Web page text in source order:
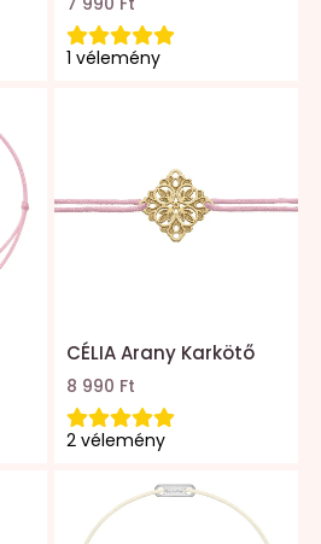
1 vélemény
CÉLIA Arany Karkötő
8 990 Ft
2 vélemény